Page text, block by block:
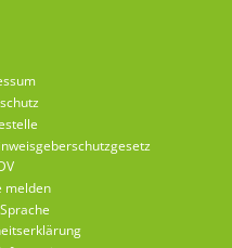
melden